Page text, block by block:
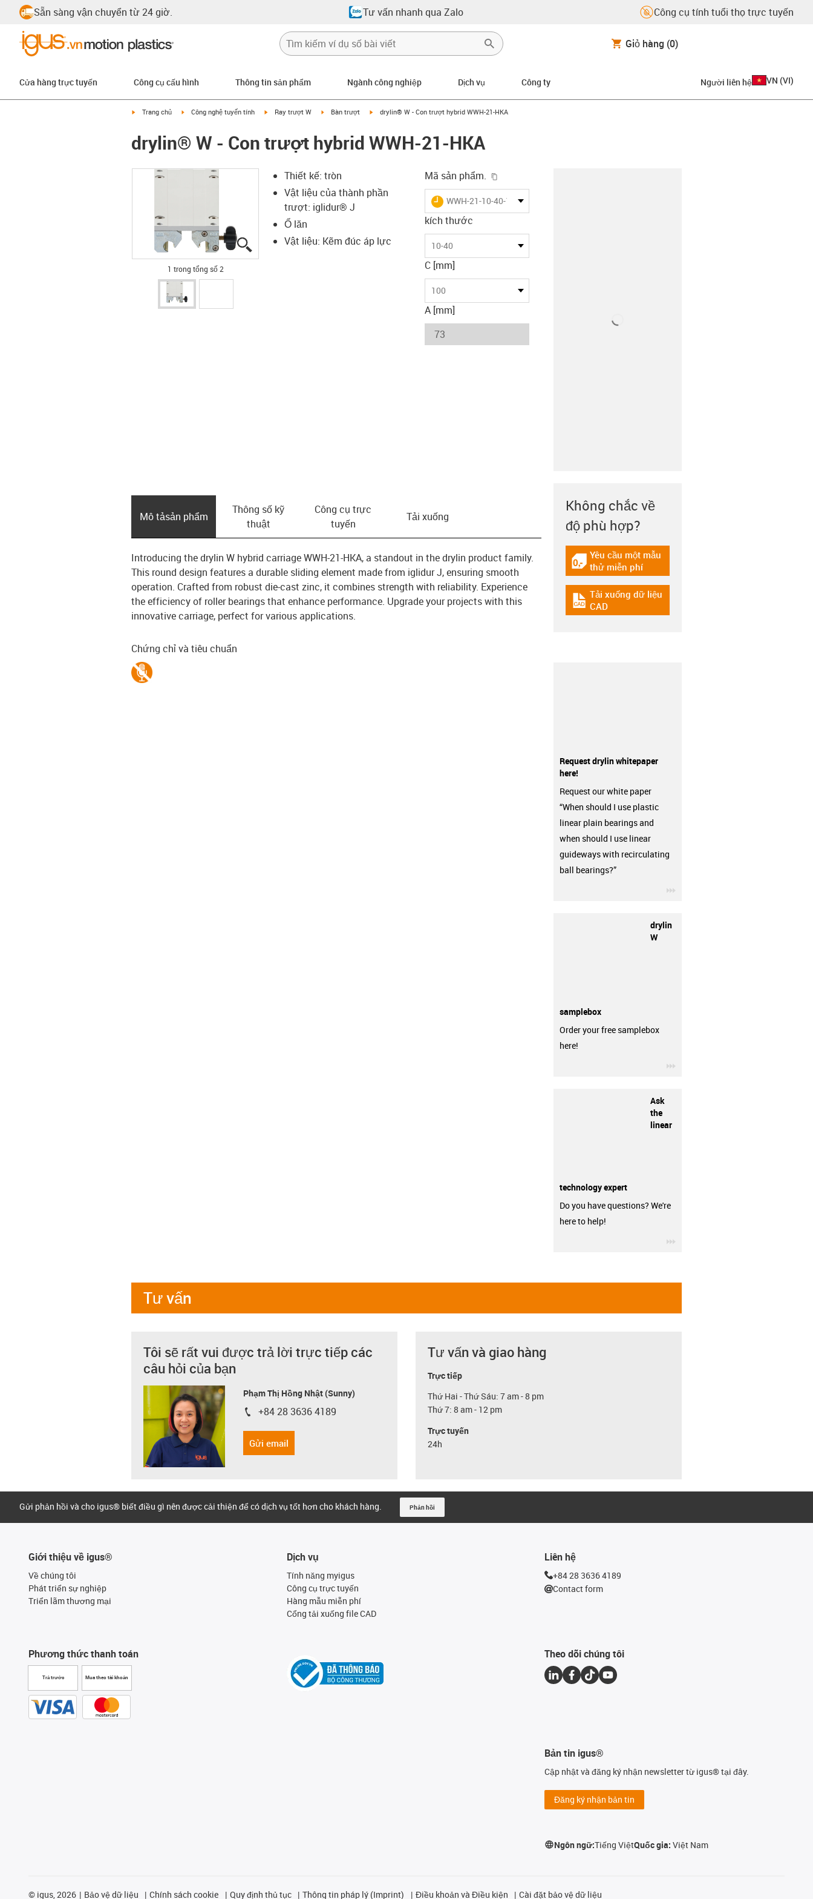
Sẵn sàng vận chuyển từ 24 giờ. Tư vấn nhanh qua Zalo Công cụ tính tuổi thọ trực tuyến
Giỏ hàng (0)
Cửa hàng trực tuyến Công cụ cấu hình Thông tin sản phẩm Ngành công nghiệp Dịch vụ Công ty Người liên hệ VN (VI)
igus-icon-arrow-right
Trang chủ igus-icon-arrow-right
Công nghệ tuyến tính igus-icon-arrow-right
Ray trượt W igus-icon-arrow-right
Bàn trượt igus-icon-arrow-right
drylin® W - Con trượt hybrid WWH-21-HKA
drylin® W - Con trượt hybrid WWH-21-HKA
igus-icon-lupe
igus-icon-lupe
1 trong tổng số 2
Thiết kế: tròn
Vật liệu của thành phần
trượt: iglidur® J
Ổ lăn
Vật liệu: Kẽm đúc áp lực
Mã sản phẩm.
igus-icon-lieferzeit
WWH-21-10-40-10-HKA
kích thước
10-40
C [mm]
100
A [mm]
Mô tả­sản phẩm
Thông số kỹ
thuật
Công cụ trực
tuyến
Tải xuống
Introducing the drylin W hybrid carriage WWH-21-HKA, a standout in the drylin product family.
This round design features a durable sliding element made from iglidur J, ensuring smooth
operation. Crafted from robust die-cast zinc, it combines strength with reliability. Experience
the efficiency of roller bearings that enhance performance. Upgrade your projects with this
innovative carriage, perfect for various applications.
Chứng chỉ và tiêu chuẩn
Không chắc về
độ phù hợp?
igus-icon-gratismuster
Yêu cầu một mẫu
thử miễn phí
igus-icon-cad-dateien
Tải xuống dữ liệu
CAD
Request drylin whitepaper
here!
Request our white paper
“When should I use plastic
linear plain bearings and
when should I use linear
guideways with recirculating
ball bearings?”
drylin
W
samplebox
Order your free samplebox
here!
Ask
the
linear
technology expert
Do you have questions? We're
here to help!
Tư vấn
Tôi sẽ rất vui được trả lời trực tiếp các
câu hỏi của bạn
Phạm Thị Hồng Nhật (Sunny)
igus-icon-phone
+84 28 3636 4189
Gửi email
Tư vấn và giao hàng
Trực tiếp
Thứ Hai - Thứ Sáu: 7 am - 8 pm
Thứ 7: 8 am - 12 pm
Trực tuyến
24h
Gửi phản hồi và cho igus® biết điều gì nên được cải thiện để có dịch vụ tốt hơn cho khách hàng. Phản hồi
Giới thiệu về igus®
Về chúng tôi
Phát triển sự nghiệp
Triển lãm thương mại
Phương thức thanh toán
Trả trước Mua theo tài khoản
Dịch vụ
Tính năng myigus
Công cụ trực tuyến
Hàng mẫu miễn phí
Cổng tải xuống file CAD
Liên hệ
+84 28 3636 4189
Contact form
Theo dõi chúng tôi
Bản tin igus®
Cập nhật và đăng ký nhận newsletter từ igus® tại đây.
Đăng ký nhận bản tin
Ngôn ngữ:Tiếng ViệtQuốc gia:Việt Nam
© igus, 2026 Bảo vệ dữ liệu Chính sách cookie Quy định thủ tục Thông tin pháp lý (Imprint) Điều khoản và Điều kiện Cài đặt bảo vệ dữ liệu